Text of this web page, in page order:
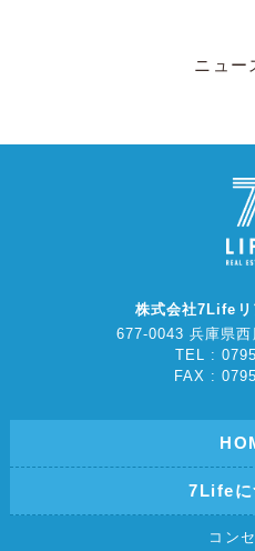
ニュー
株式会社7Lifeリ
677-0043 兵庫県
TEL :
FAX :
7Lifeに
コン